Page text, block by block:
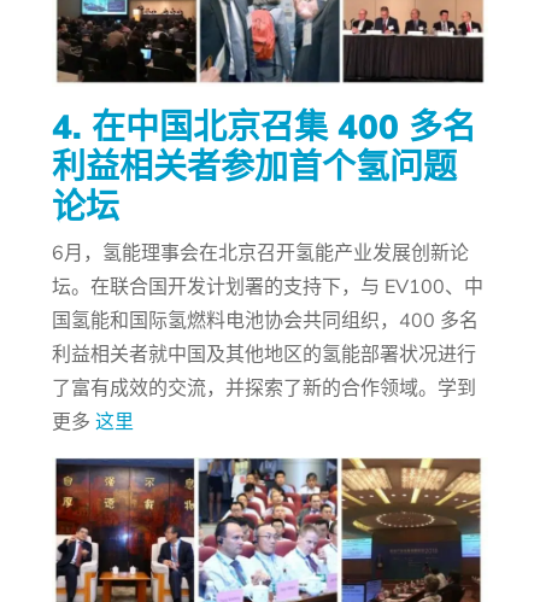
4. 在中国北京召集 400 多名
利益相关者参加首个氢问题
论坛
6月，氢能理事会在北京召开氢能产业发展创新论
坛。在联合国开发计划署的支持下，与 EV100、中
国氢能和国际氢燃料电池协会共同组织，400 多名
利益相关者就中国及其他地区的氢能部署状况进行
了富有成效的交流，并探索了新的合作领域。学到
更多 这里